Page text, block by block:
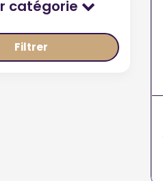
catégorie
Filtrer